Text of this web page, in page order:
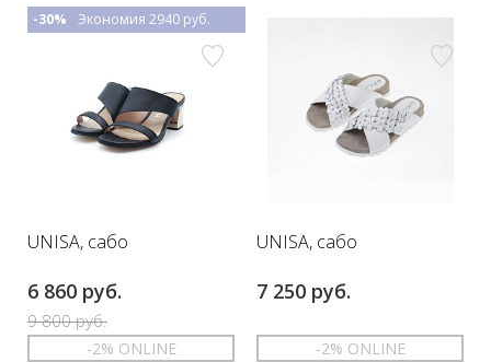
UNISA, сабо
6 860 руб.
9 800 руб.
-30% Экономия 2940 руб.
-2% ONLINE
UNISA, сабо
7 250 руб.
-2% ONLINE